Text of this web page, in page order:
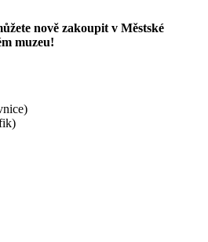
nově zakoupit v Městské
muzeu!